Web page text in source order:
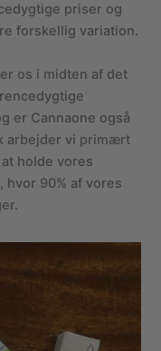
priser og
forskellig variation.
os i midten af det
er Cannaone også
arbejder vi primært
holde vores
90% af vores